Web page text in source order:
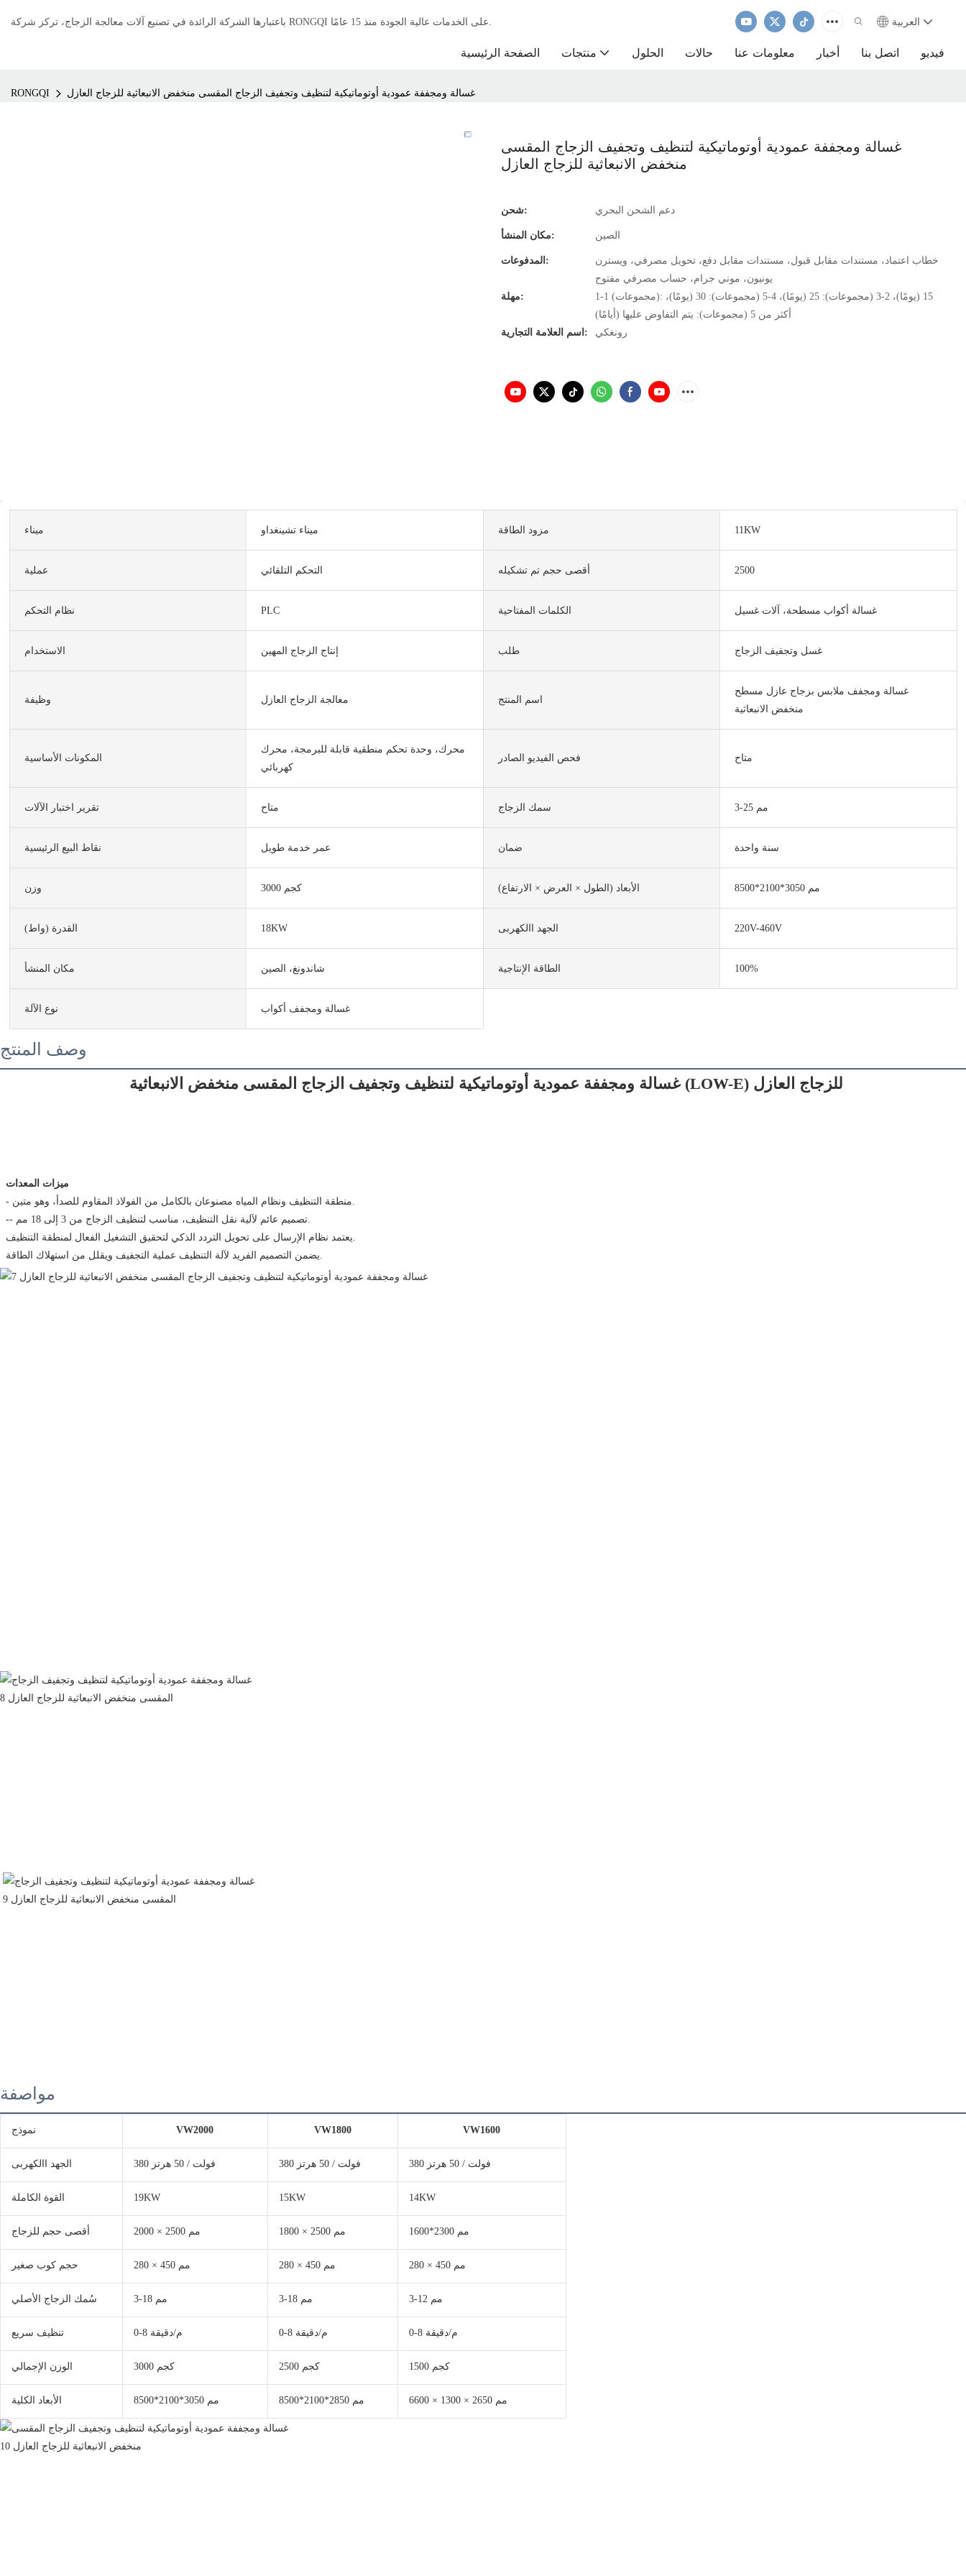
العربية
الصفحة الرئيسية منتجات الحلول حالات معلومات عنا أخبار اتصل بنا فيديو
RONGQI غسالة ومجففة عمودية أوتوماتيكية لتنظيف وتجفيف الزجاج المقسى منخفض الانبعاثية للزجاج العازل
غسالة ومجففة عمودية أوتوماتيكية لتنظيف وتجفيف الزجاج المقسى
منخفض الانبعاثية للزجاج العازل
شحن: دعم الشحن البحري
مكان المنشأ: الصين
المدفوعات:
خطاب اعتماد، مستندات مقابل قبول، مستندات مقابل دفع، تحويل مصرفي، ويسترن
يونيون، موني جرام، حساب مصرفي مفتوح
مهلة:
1-1 (مجموعات): 15 (يومًا)، 2-3 (مجموعات): 25 (يومًا)، 4-5 (مجموعات): 30 (يومًا)،
أكثر من 5 (مجموعات): يتم التفاوض عليها (أيامًا)
اسم العلامة التجارية:
رونغكي
ميناء ميناء تشينغداو مزود الطاقة 11KW
عملية التحكم التلقائي أقصى حجم تم تشكيله 2500
نظام التحكم PLC الكلمات المفتاحية غسالة أكواب مسطحة، آلات غسيل
الاستخدام إنتاج الزجاج المهين طلب غسل وتجفيف الزجاج
وظيفة معالجة الزجاج العازل اسم المنتج
غسالة ومجفف ملابس بزجاج عازل مسطح
منخفض الانبعاثية
المكونات الأساسية
محرك، وحدة تحكم منطقية قابلة للبرمجة، محرك
كهربائي
فحص الفيديو الصادر متاح
تقرير اختبار الآلات متاح سمك الزجاج 3-25 مم
نقاط البيع الرئيسية عمر خدمة طويل ضمان سنة واحدة
وزن 3000 كجم الأبعاد (الطول × العرض × الارتفاع) 8500*2100*3050 مم
القدرة (واط) 18KW الجهد االكهربى 220V-460V
مكان المنشأ شاندونغ، الصين الطاقة الإنتاجية 100%
نوع الآلة غسالة ومجفف أكواب
وصف المنتج
غسالة ومجففة عمودية أوتوماتيكية لتنظيف وتجفيف الزجاج المقسى منخفض الانبعاثية (LOW-E) للزجاج العازل
ميزات المعدات
مواصفة
نموذج VW2000 VW1800 VW1600
الجهد االكهربى 380 فولت / 50 هرتز 380 فولت / 50 هرتز 380 فولت / 50 هرتز
القوة الكاملة 19KW 15KW 14KW
أقصى حجم للزجاج 2000 × 2500 مم 1800 × 2500 مم 1600*2300 مم
حجم كوب صغير 280 × 450 مم 280 × 450 مم 280 × 450 مم
سُمك الزجاج الأصلي 3-18 مم 3-18 مم 3-12 مم
تنظيف سريع 0-8 م/دقيقة 0-8 م/دقيقة 0-8 م/دقيقة
الوزن الإجمالي 3000 كجم 2500 كجم 1500 كجم
الأبعاد الكلية 8500*2100*3050 مم 8500*2100*2850 مم 6600 × 1300 × 2650 مم